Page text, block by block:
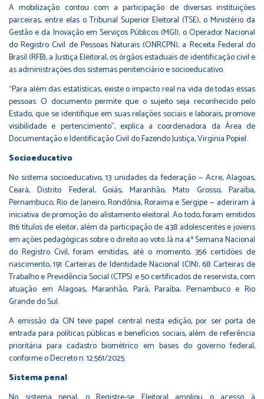
A mobilização contou com a participação de diversas instituições
parceiras, entre elas o Tribunal Superior Eleitoral (TSE), o Ministério da
Gestão e da Inovação em Serviços Públicos (MGI), o Operador Nacional
do Registro Civil de Pessoas Naturais (ONRCPN), a Receita Federal do
Brasil (RFB), a Justiça Eleitoral, os órgãos estaduais de identificação civil e
as administrações dos sistemas penitenciário e socioeducativo.
“Para além das estatísticas, existe o impacto real na vida de todas essas
pessoas. O documento permite que o sujeito seja reconhecido pelo
Estado, que se identifique em suas relações sociais e laborais, promove
visibilidade e pertencimento”, explica a coordenadora da Área de
Documentação e Identificação Civil do Fazendo Justiça, Virginia Popiel.
Socioeducativo
No sistema socioeducativo, 13 unidades da federação — Acre, Alagoas,
Ceará, Distrito Federal, Goiás, Maranhão, Mato Grosso, Paraíba,
Pernambuco, Rio de Janeiro, Rondônia, Roraima e Sergipe — aderiram à
iniciativa de promoção do alistamento eleitoral. Ao todo, foram emitidos
816 títulos de eleitor, além da participação de 438 adolescentes e jovens
em ações pedagógicas sobre o direito ao voto. Já na 4ª Semana Nacional
do Registro Civil, foram emitidas, até o momento, 356 certidões de
nascimento, 191 Carteiras de Identidade Nacional (CIN), 68 Carteiras de
Trabalho e Previdência Social (CTPS) e 50 certificados de reservista, com
atuação em Alagoas, Maranhão, Pará, Paraíba, Pernambuco e Rio
Grande do Sul.
A emissão da CIN teve papel central nesta edição, por ser porta de
entrada para políticas públicas e benefícios sociais, além de referência
prioritária para cadastro biométrico em bases do governo federal,
conforme o Decreto n. 12.561/2025.
Sistema penal